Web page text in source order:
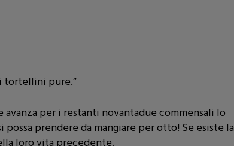
tortellini pure.”
per i restanti novantadue commensali lo
prendere da mangiare per otto! Se esiste la